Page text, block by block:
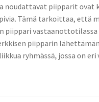
noudattavat piipparit ovat
Tämä tarkoittaa, että
piippari vastaanottotilassa
piipparin
ryhmässä, jossa on